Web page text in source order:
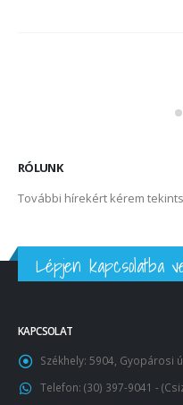
RÓLUNK
További hírekért kérem
Lépjen kapcsolatba
KAPCSOLAT
Székhely: 5904, Gyopárosi
Telefon: (30) 397-9041 -